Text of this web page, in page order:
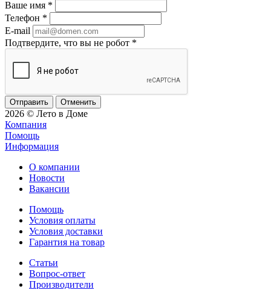
Ваше имя *
Телефон *
E-mail
Подтвердите, что вы не робот *
Отменить
2026 © Лето в Доме
Компания
Помощь
Информация
О компании
Новости
Вакансии
Помощь
Условия оплаты
Условия доставки
Гарантия на товар
Статьи
Вопрос-ответ
Производители